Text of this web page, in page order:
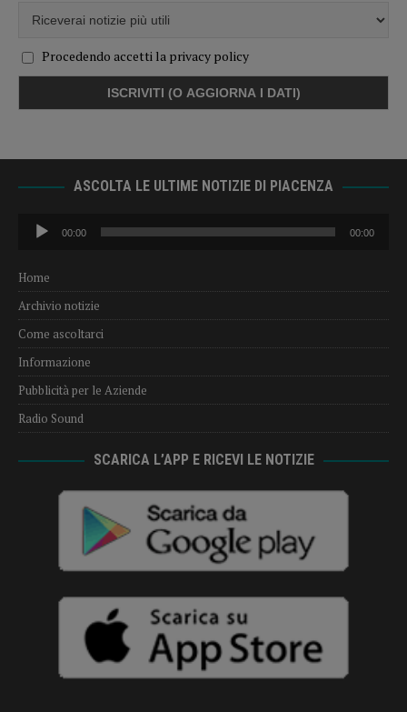
Procedendo accetti la privacy policy
ASCOLTA LE ULTIME NOTIZIE DI PIACENZA
Audio
Player
00:00 00:00
Home
Archivio notizie
Come ascoltarci
Informazione
Pubblicità per le Aziende
Radio Sound
SCARICA L’APP E RICEVI LE NOTIZIE